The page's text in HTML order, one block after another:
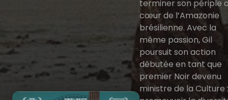
terminer son périple
cœur de l’Amazonie
brésilienne. Avec la
même passion, Gil
poursuit son action
débutée en tant que
premier Noir devenu
ministre de la Culture :